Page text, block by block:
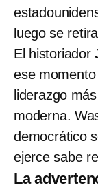
luego se
El historiador
ese
liderazgo
moderna.
democrático
ejerce sabe
La